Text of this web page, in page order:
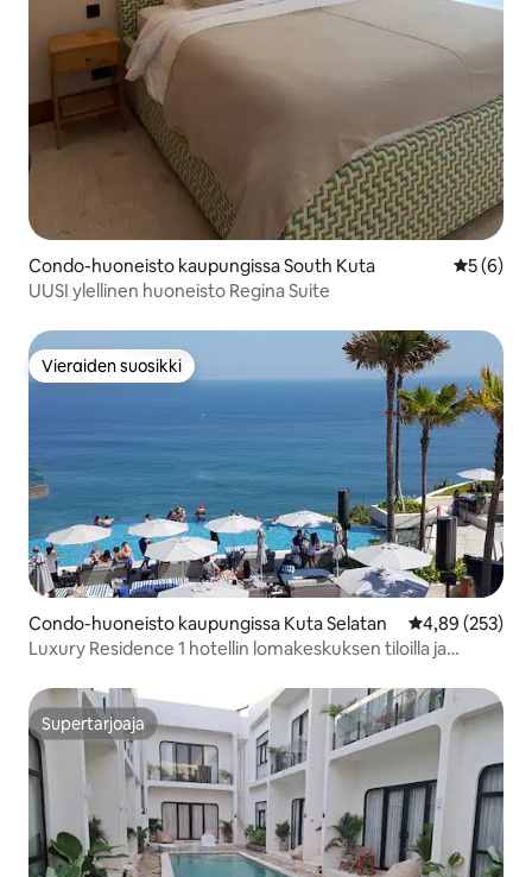
Condo-huoneisto kaupungissa South Kuta
5 (6)
UUSI ylellinen huoneisto Regina Suite
Vieraiden suosikki
Vieraiden suosikki
Condo-huoneisto kaupungissa Kuta Selatan
4,89 (253)
Luxury Residence 1 hotellin lomakeskuksen tiloilla ja
Supertarjoaja
Supertarjoaja